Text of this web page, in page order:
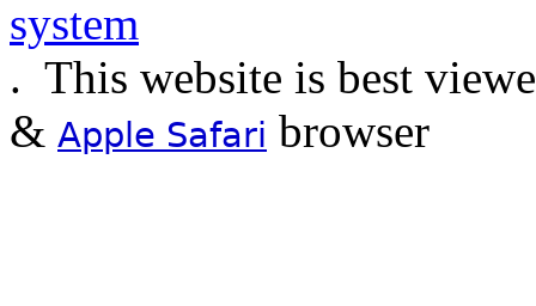
. This website is best
& Apple Safari browser